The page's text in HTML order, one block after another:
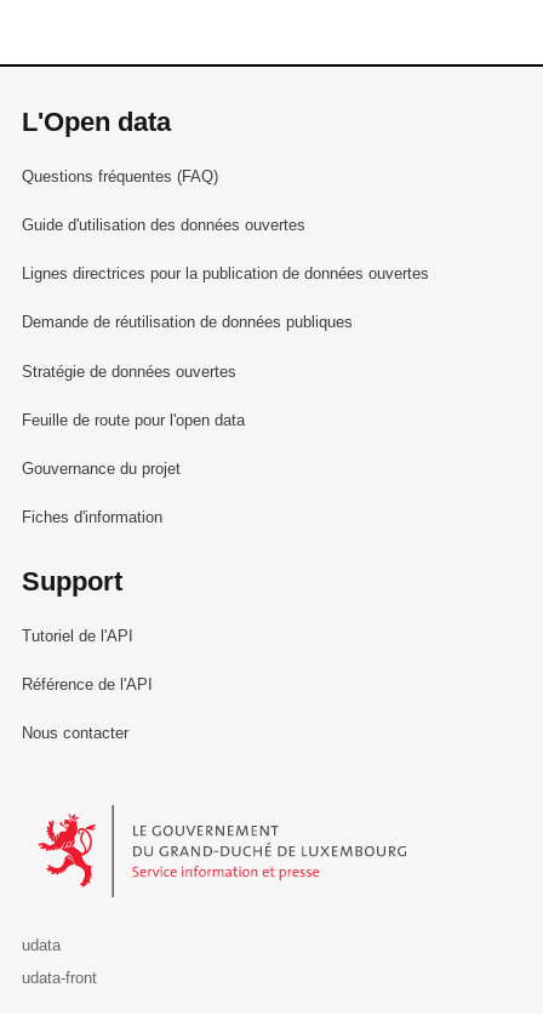
L'Open data
Questions fréquentes (FAQ)
Guide d'utilisation des données ouvertes
Lignes directrices pour la publication de données ouvertes
Demande de réutilisation de données publiques
Stratégie de données ouvertes
Feuille de route pour l'open data
Gouvernance du projet
Fiches d'information
Support
Tutoriel de l'API
Référence de l'API
Nous contacter
Le Gouvernement du Grand-Duché de Luxembourg - Service
udata
udata-front